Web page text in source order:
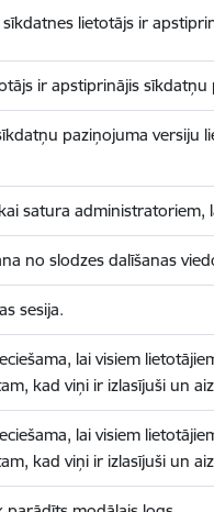
lietotājs ir
ir apstiprinājis sīkdatņu
paziņojuma versiju
satura administratoriem,
no slodzes dalīšanas
sesija.
lai visiem
kad viņi ir izlasījuši un
lai visiem
kad viņi ir izlasījuši un